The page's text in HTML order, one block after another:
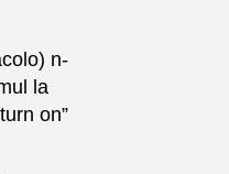
n-
la
on”